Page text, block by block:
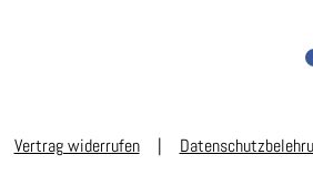
Vertrag widerrufen|